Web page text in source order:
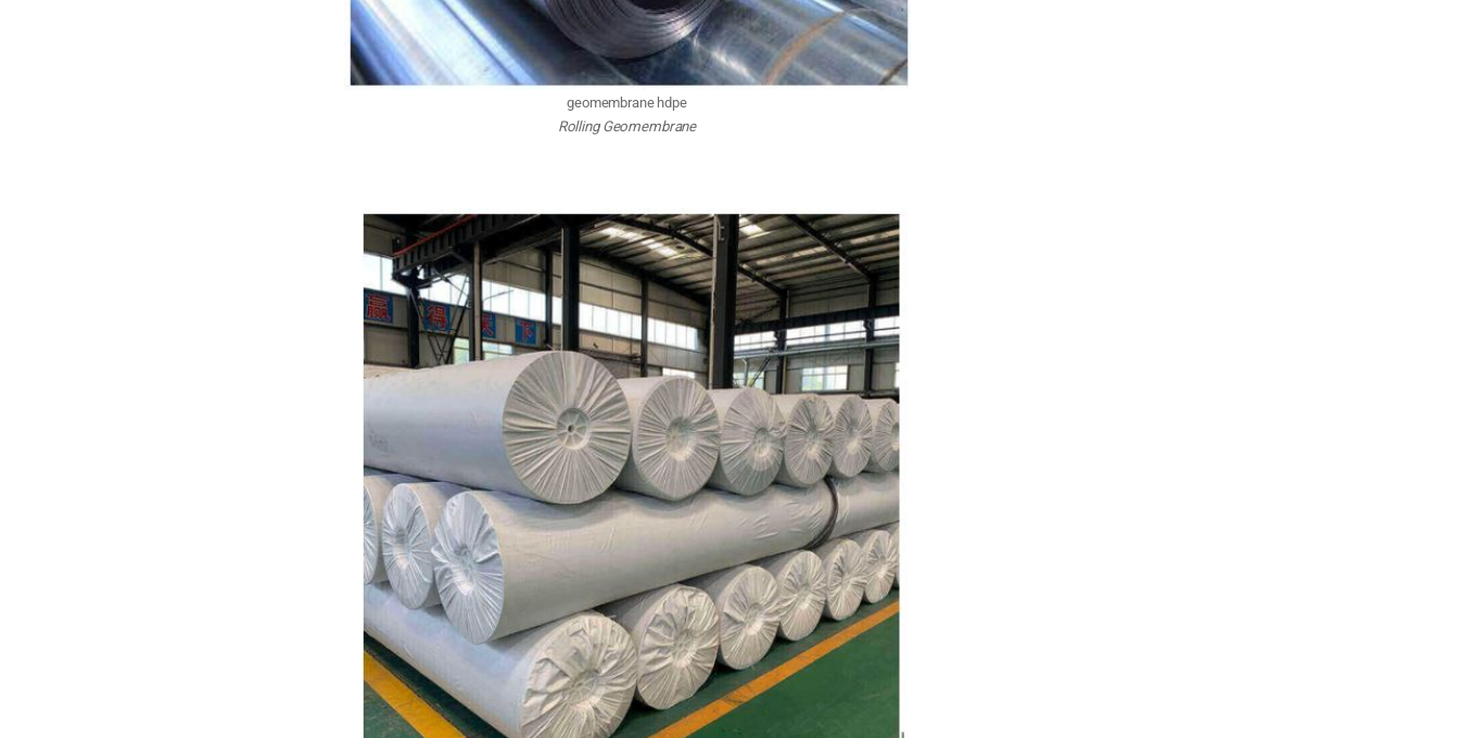
geomembrane hdpe
Rolling Geomembrane